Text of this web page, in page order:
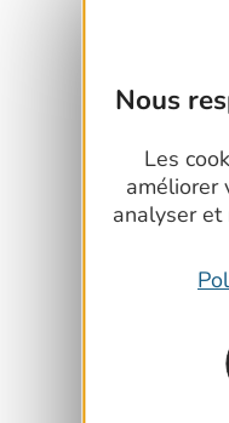
Nous
Les
améliorer
analyser et